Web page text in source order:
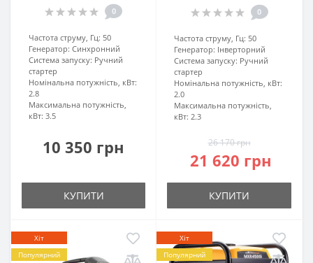
0
Частота струму, Гц: 50
Генератор: Синхронний
Система запуску: Ручний
стартер
Номінальна потужність, кВт:
2.8
Максимальна потужність,
кВт: 3.5
10 350 грн
КУПИТИ
0
Частота струму, Гц: 50
Генератор: Інверторний
Система запуску: Ручний
стартер
Номінальна потужність, кВт:
2.0
Максимальна потужність,
кВт: 2.3
26 170 грн
21 620 грн
КУПИТИ
Хіт
Популярний
Хіт
Популярний